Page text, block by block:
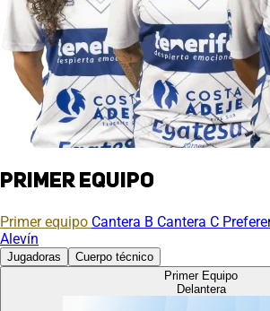
Primer equipo
Primer equipo Cantera B Cantera C
Alevín
Jugadoras
Cuerpo técnico
Primer Equipo
Delantera